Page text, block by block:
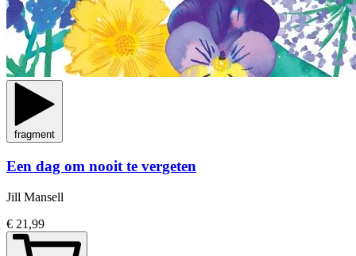
fragment
Een dag om nooit te vergeten
Jill Mansell
€ 21,99